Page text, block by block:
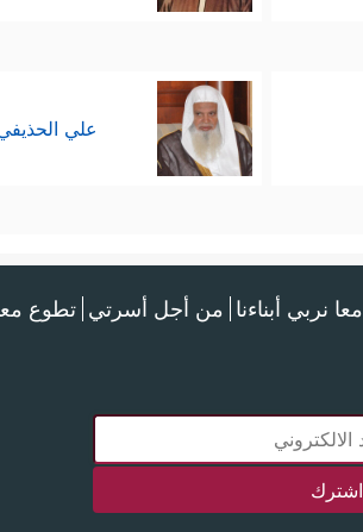
علي
معا نربي أبناءنا من أجل أسرتي تطوع